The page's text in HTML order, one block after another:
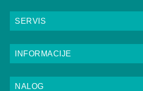
SERVIS
INFORMACIJE
NALOG